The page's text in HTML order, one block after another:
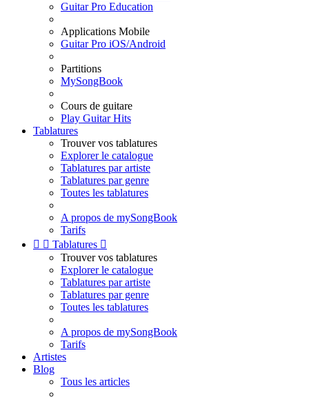
Guitar Pro Education
Applications Mobile
Guitar Pro iOS/Android
Partitions
MySongBook
Cours de guitare
Play Guitar Hits
Tablatures
Trouver vos tablatures
Explorer le catalogue
Tablatures par artiste
Tablatures par genre
Toutes les tablatures
A propos de mySongBook
Tarifs
  Tablatures 
Trouver vos tablatures
Explorer le catalogue
Tablatures par artiste
Tablatures par genre
Toutes les tablatures
A propos de mySongBook
Tarifs
Artistes
Blog
Tous les articles